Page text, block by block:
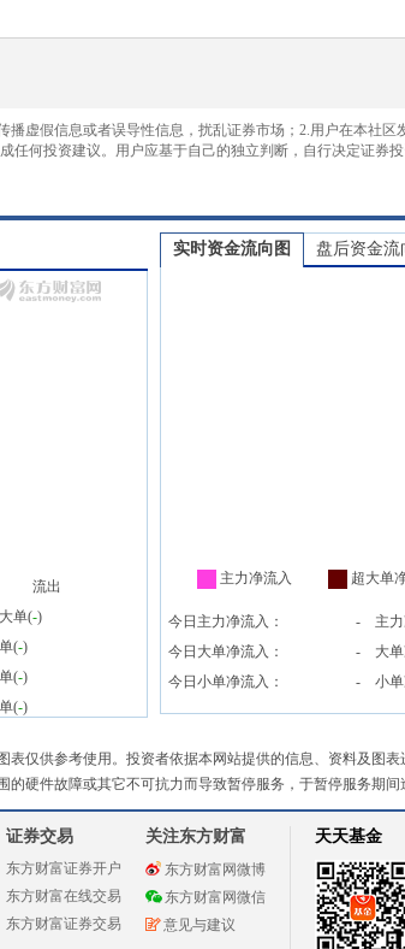
播虚假信息或者误导性信息，扰乱证券市场；2.用户在本社区
任何投资建议。用户应基于自己的独立判断，自行决定证券投
流出
单(-)
(-)
(-)
(-)
实时资金流向图 盘后资金流
主力净流入 超大单
今日主力净流入： - 主
今日大单净流入：
- 大
今日小单净流入：
- 小单
表仅供参考使用。投资者依据本网站提供的信息、资料及图
硬件故障或其它不可抗力而导致暂停服务，于暂停服务期间
证券交易
东方财富证券开户
东方财富在线交易
东方财富证券交易
关注东方财富
东方财富网微博
东方财富网微信
意见与建议
天天基金